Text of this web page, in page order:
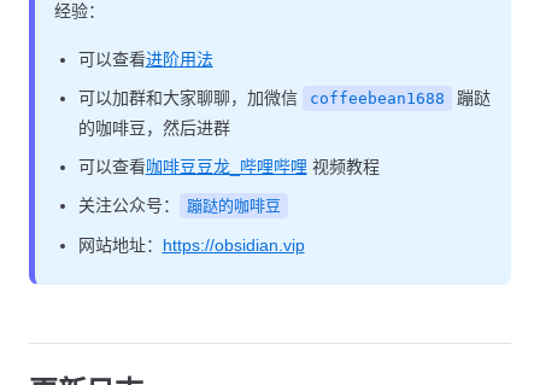
经验：
可以查看进阶用法
可以加群和大家聊聊，加微信
coffeebean1688
蹦跶
的咖啡豆，然后进群
可以查看咖啡豆豆龙_哔哩哔哩 视频教程
关注公众号：
蹦跶的咖啡豆
网站地址： https://obsidian.vip